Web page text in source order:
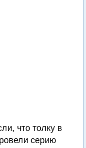
что толку в
серию